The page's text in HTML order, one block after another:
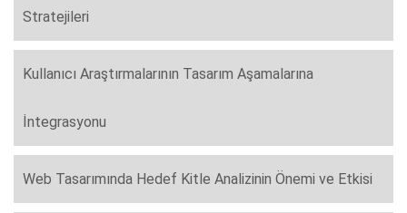
Stratejileri
Kullanıcı Araştırmalarının Tasarım Aşamalarına
İntegrasyonu
Web Tasarımında Hedef Kitle Analizinin Önemi ve Etkisi